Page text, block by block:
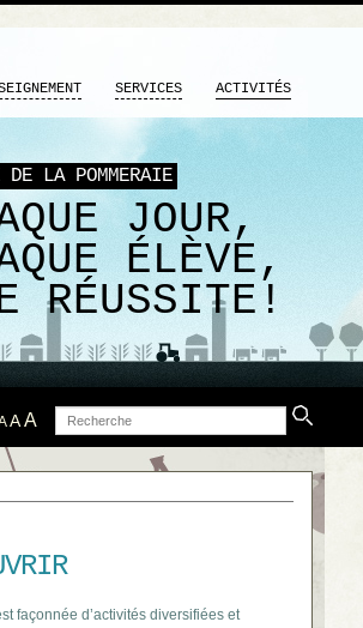
DE LA POMMERAIE
JOUR,
ÉLÈVE,
RÉUSSITE!
SERVICES ACTIVITÉS
AA Recherche
façonnée d’activités diversifiées et